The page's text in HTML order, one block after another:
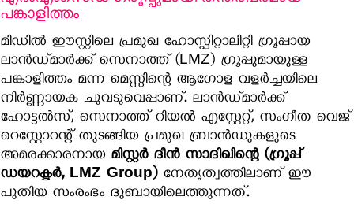
പങ്കാളിത്തം
മിഡിൽ ഈസ്റ്റിലെ പ്രമുഖ ഹോസ്പിറ്റാലിറ്റി ഗ്രൂപ്പായ
ലാൻഡ്മാർക്ക് സെനാത്ത് (LMZ) ഗ്രൂപ്പുമായുള്ള
പങ്കാളിത്തം മന്ന മെസ്സിന്റെ ആഗോള വളർച്ചയിലെ
നിർണ്ണായക ചുവടുവെപ്പാണ്. ലാൻഡ്മാർക്ക്
ഹോട്ടൽസ്, സെനാത്ത് റിയൽ എസ്റ്റേറ്റ്, സംഗീത വെജ്
റെസ്റ്റോറന്റ് തുടങ്ങിയ പ്രമുഖ ബ്രാൻഡുകളുടെ
അമരക്കാരനായ മിസ്റ്റർ ദീൻ സാദിഖിന്റെ (ഗ്രൂപ്പ്
ഡയറക്ടർ, LMZ Group)നേതൃത്വത്തിലാണ് ഈ
പുതിയ സംരംഭം ദുബായിലെത്തുന്നത്.